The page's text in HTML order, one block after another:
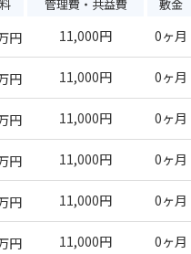
管理費・共益費 敷金
円 11,000円 0ヶ月
円 11,000円 0ヶ月
円 11,000円 0ヶ月
円 11,000円 0ヶ月
円 11,000円 0ヶ月
円 11,000円 0ヶ月